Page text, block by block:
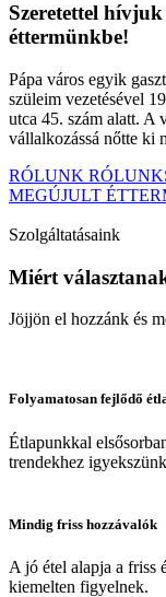
Szeretettel
éttermünkbe!
Pápa város egyik
szüleim vezetésével
utca 45. szám alatt. A
vállalkozássá nőtte ki
RÓLUNK
MEGÚJULT
Szolgáltatásaink
Miért
Jöjjön el hozzánk és
Folyamatosan fejlődő
Étlapunkkal
trendekhez
Mindig friss hozzávalók
A jó étel alapja a friss
kiemelten figyelnek.